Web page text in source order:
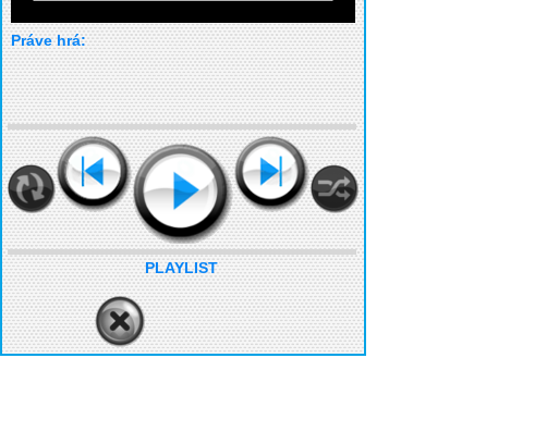
Práve hrá:
PLAYLIST